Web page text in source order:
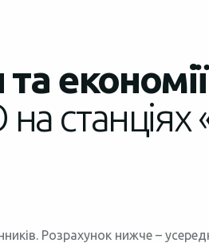
економії
станціях
Розрахунок нижче –